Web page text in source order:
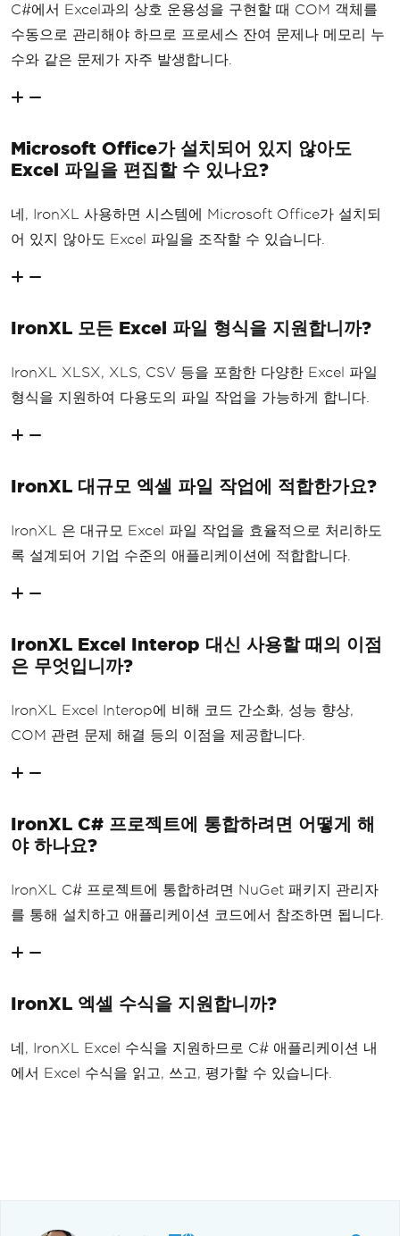
C#에서 Excel과의 상호 운용성을 구현할 때 COM 객체를
수동으로 관리해야 하므로 프로세스 잔여 문제나 메모리 누
수와 같은 문제가 자주 발생합니다.
Microsoft Office가 설치되어 있지 않아도
Excel 파일을 편집할 수 있나요?
네, IronXL 사용하면 시스템에 Microsoft Office가 설치되
어 있지 않아도 Excel 파일을 조작할 수 있습니다.
IronXL 모든 Excel 파일 형식을 지원합니까?
IronXL XLSX, XLS, CSV 등을 포함한 다양한 Excel 파일
형식을 지원하여 다용도의 파일 작업을 가능하게 합니다.
IronXL 대규모 엑셀 파일 작업에 적합한가요?
IronXL 은 대규모 Excel 파일 작업을 효율적으로 처리하도
록 설계되어 기업 수준의 애플리케이션에 적합합니다.
IronXL Excel Interop 대신 사용할 때의 이점
은 무엇입니까?
IronXL Excel Interop에 비해 코드 간소화, 성능 향상,
COM 관련 문제 해결 등의 이점을 제공합니다.
IronXL C# 프로젝트에 통합하려면 어떻게 해
야 하나요?
IronXL C# 프로젝트에 통합하려면 NuGet 패키지 관리자
를 통해 설치하고 애플리케이션 코드에서 참조하면 됩니다.
IronXL 엑셀 수식을 지원합니까?
네, IronXL Excel 수식을 지원하므로 C# 애플리케이션 내
에서 Excel 수식을 읽고, 쓰고, 평가할 수 있습니다.